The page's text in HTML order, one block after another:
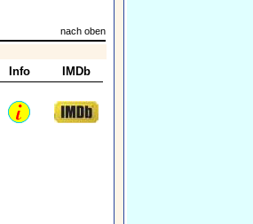
nach oben
Info IMDb